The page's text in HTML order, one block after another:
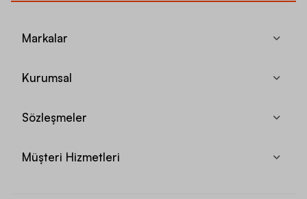
Markalar
Kurumsal
Sözleşmeler
Müşteri Hizmetleri